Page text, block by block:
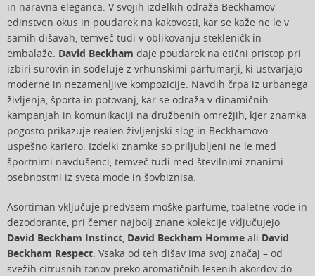
in naravna eleganca. V svojih izdelkih odraža Beckhamov
edinstven okus in poudarek na kakovosti, kar se kaže ne le v
samih dišavah, temveč tudi v oblikovanju stekleničk in
embalaže. David Beckham daje poudarek na etični pristop pri
izbiri surovin in sodeluje z vrhunskimi parfumarji, ki ustvarjajo
moderne in nezamenljive kompozicije. Navdih črpa iz urbanega
življenja, športa in potovanj, kar se odraža v dinamičnih
kampanjah in komunikaciji na družbenih omrežjih, kjer znamka
pogosto prikazuje realen življenjski slog in Beckhamovo
uspešno kariero. Izdelki znamke so priljubljeni ne le med
športnimi navdušenci, temveč tudi med številnimi znanimi
osebnostmi iz sveta mode in šovbiznisa.
Asortiman vključuje predvsem moške parfume, toaletne vode in
dezodorante, pri čemer najbolj znane kolekcije vključujejo
David Beckham Instinct, David Beckham Homme ali David
Beckham Respect. Vsaka od teh dišav ima svoj značaj – od
svežih citrusnih tonov preko aromatičnih lesenih akordov do